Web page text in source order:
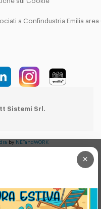
a Confindustria Emilia
Sistemi Srl.
×
by NETandWORK